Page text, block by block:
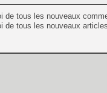
de tous les nouveaux
de tous les nouveaux